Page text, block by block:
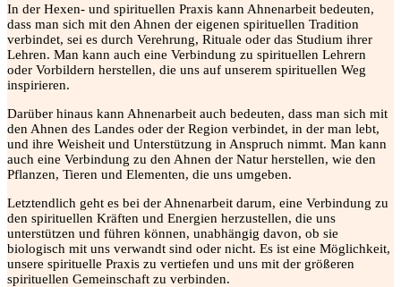
In der Hexen- und spirituellen Praxis kann Ahnenarbeit bedeuten,
dass man sich mit den Ahnen der eigenen spirituellen Tradition
verbindet, sei es durch Verehrung, Rituale oder das Studium ihrer
Lehren. Man kann auch eine Verbindung zu spirituellen Lehrern
oder Vorbildern herstellen, die uns auf unserem spirituellen Weg
inspirieren.
Darüber hinaus kann Ahnenarbeit auch bedeuten, dass man sich mit
den Ahnen des Landes oder der Region verbindet, in der man lebt,
und ihre Weisheit und Unterstützung in Anspruch nimmt. Man kann
auch eine Verbindung zu den Ahnen der Natur herstellen, wie den
Pflanzen, Tieren und Elementen, die uns umgeben.
Letztendlich geht es bei der Ahnenarbeit darum, eine Verbindung zu
den spirituellen Kräften und Energien herzustellen, die uns
unterstützen und führen können, unabhängig davon, ob sie
biologisch mit uns verwandt sind oder nicht. Es ist eine Möglichkeit,
unsere spirituelle Praxis zu vertiefen und uns mit der größeren
spirituellen Gemeinschaft zu verbinden.